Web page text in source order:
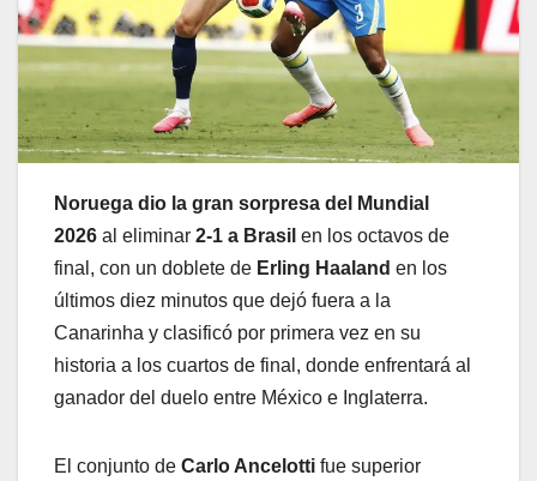
Noruega dio la gran sorpresa del Mundial
2026 al eliminar 2-1 a Brasil en los octavos de
final, con un doblete de Erling Haaland en los
últimos diez minutos que dejó fuera a la
Canarinha y clasificó por primera vez en su
historia a los cuartos de final, donde enfrentará al
ganador del duelo entre México e Inglaterra.
El conjunto de Carlo Ancelotti fue superior